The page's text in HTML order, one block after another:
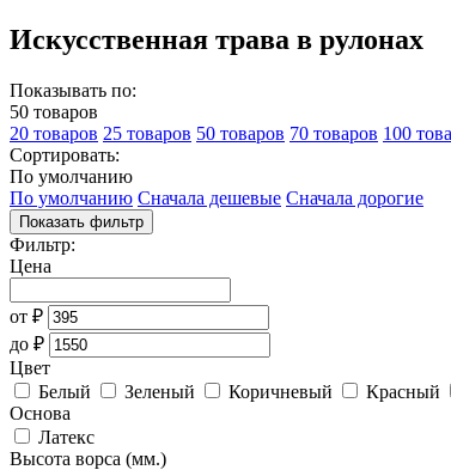
Искусственная трава в рулонах
Показывать по:
50 товаров
20 товаров 25 товаров 50 товаров 70 товаров 100
Сортировать:
По умолчанию
По умолчанию Сначала дешевые Сначала дорогие
Показать фильтр
Фильтр:
Цена
от ₽
до ₽
Цвет
Белый
Зеленый Коричневый Красный
Основа
Латекс
Высота ворса (мм.)